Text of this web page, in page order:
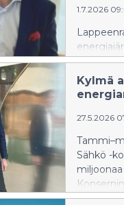
1.7.2026
joustoa.
osana
uuteen
aikana.
Kylmä
27.5.2026
Sähkö -